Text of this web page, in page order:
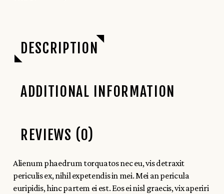
DESCRIPTION
ADDITIONAL INFORMATION
REVIEWS (0)
Alienum phaedrum torquatos nec eu, vis detraxit
periculis ex, nihil expetendis in mei. Mei an pericula
euripidis, hinc partem ei est. Eos ei nisl graecis, vix aperiri